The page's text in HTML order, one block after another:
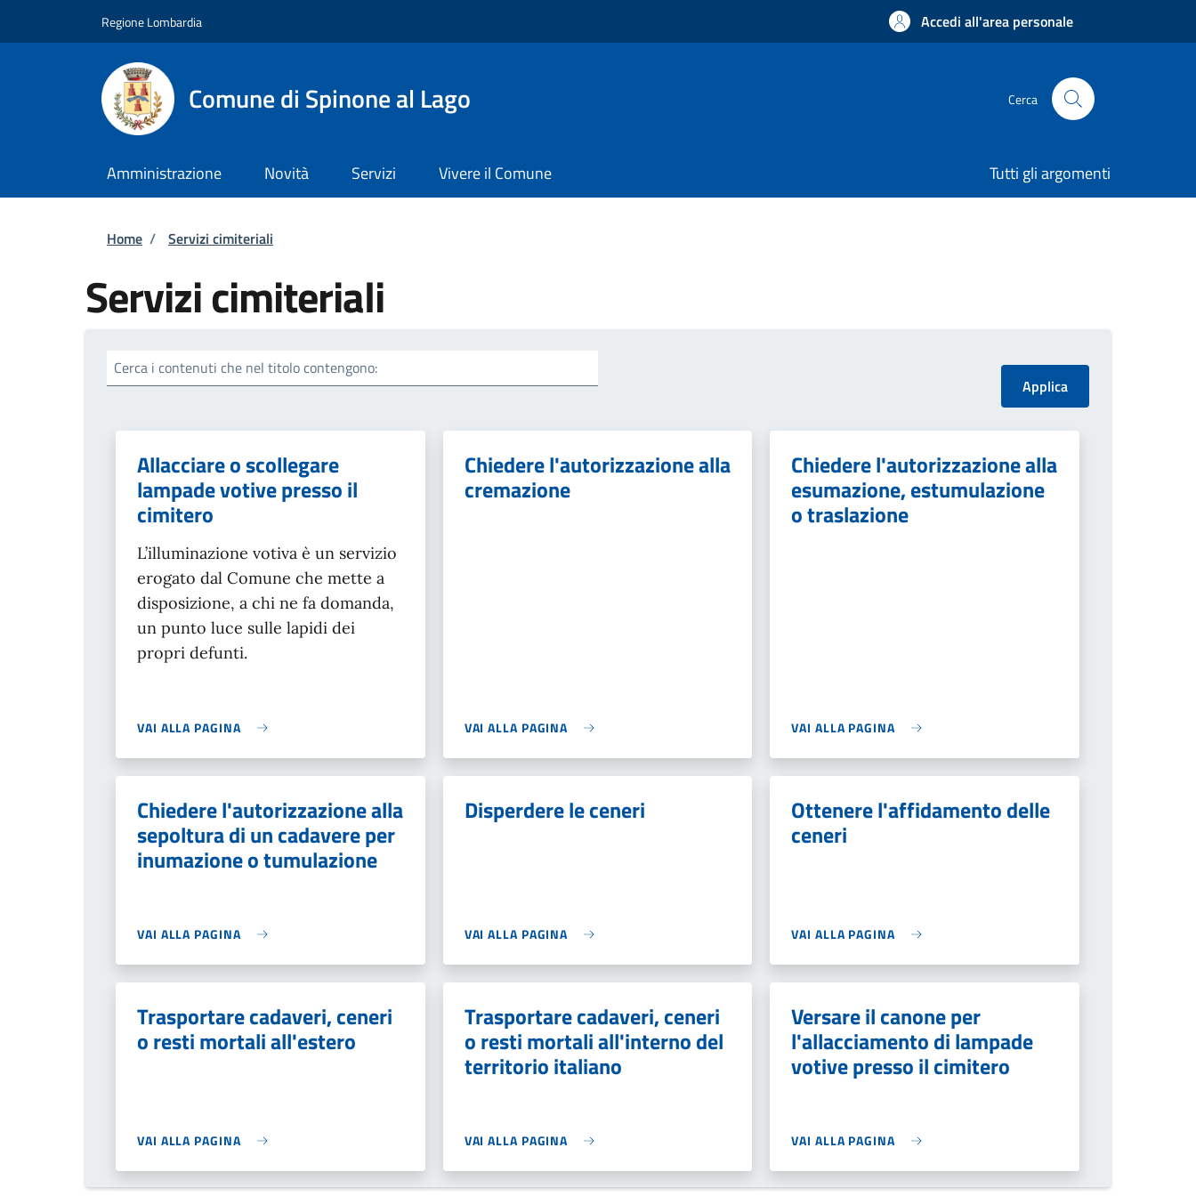
Regione Lombardia Accedi all'area personale
Comune di Spinone al Lago Cerca
Amministrazione Novità Servizi Vivere il Comune Tutti gli argomenti
Briciole di pane
Home / Servizi cimiteriali
Servizi cimiteriali
Cerca i contenuti che nel titolo contengono:
Allacciare o scollegare
lampade votive presso il
cimitero
L’illuminazione votiva è un servizio
erogato dal Comune che mette a
disposizione, a chi ne fa domanda,
un punto luce sulle lapidi dei
propri defunti.
VAI ALLA PAGINA
Chiedere l'autorizzazione alla
cremazione
VAI ALLA PAGINA
Chiedere l'autorizzazione alla
esumazione, estumulazione
o traslazione
VAI ALLA PAGINA
Chiedere l'autorizzazione alla
sepoltura di un cadavere per
inumazione o tumulazione
VAI ALLA PAGINA
Disperdere le ceneri
VAI ALLA PAGINA
Ottenere l'affidamento delle
ceneri
VAI ALLA PAGINA
Trasportare cadaveri, ceneri
o resti mortali all'estero
VAI ALLA PAGINA
Trasportare cadaveri, ceneri
o resti mortali all'interno del
territorio italiano
VAI ALLA PAGINA
Versare il canone per
l'allacciamento di lampade
votive presso il cimitero
VAI ALLA PAGINA